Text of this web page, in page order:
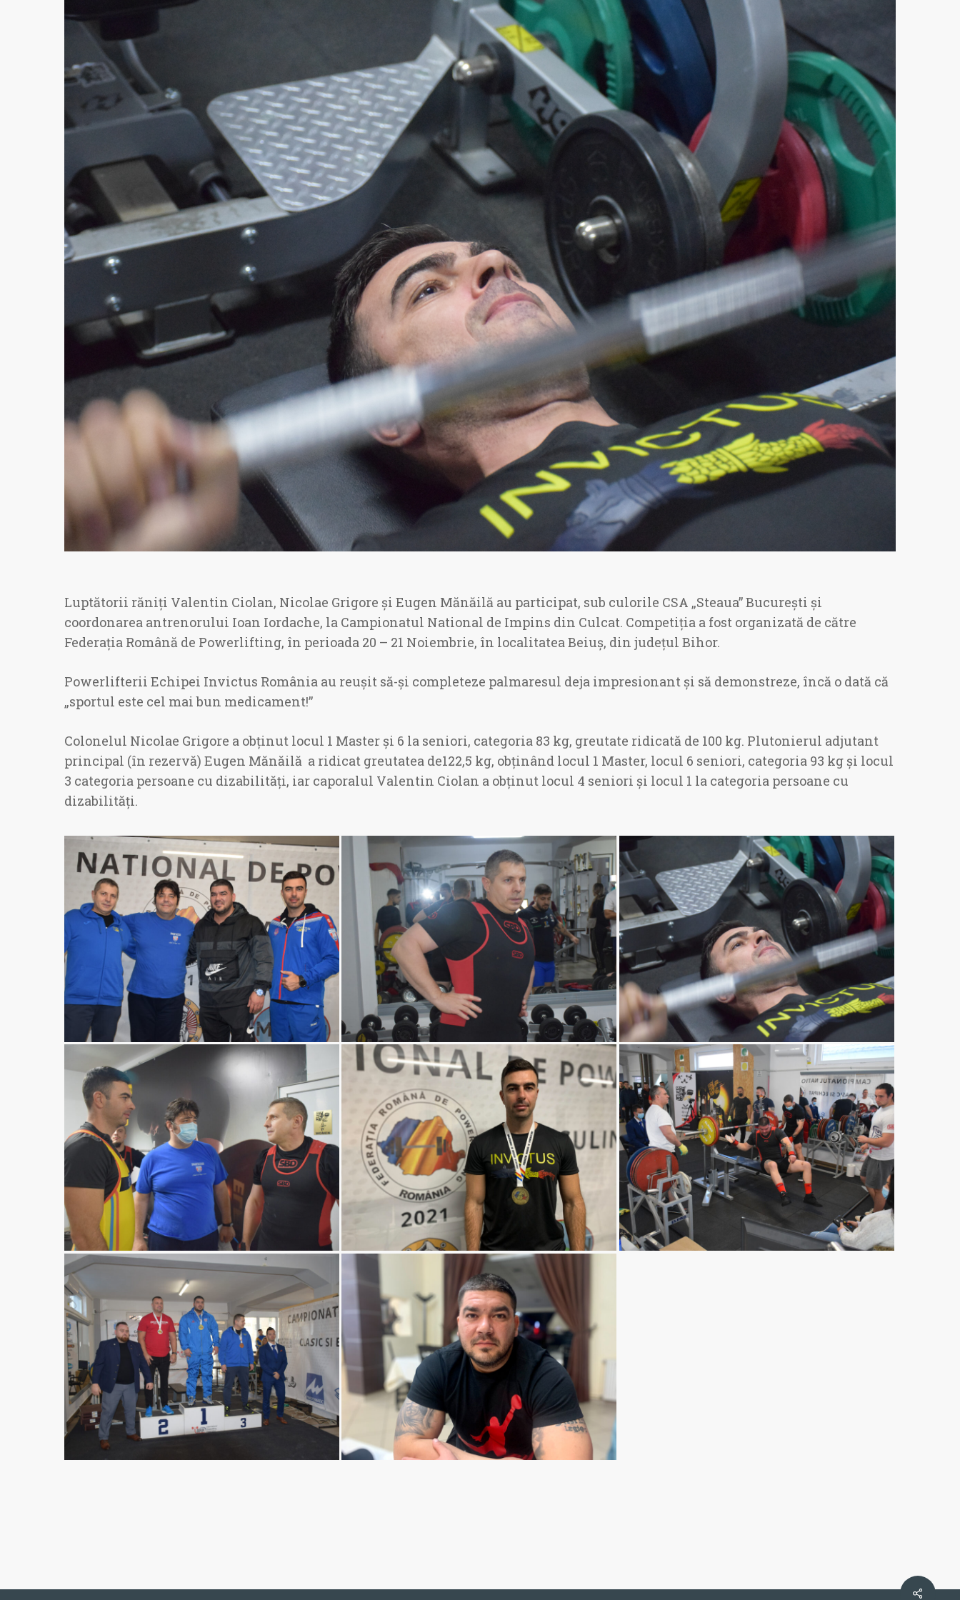
Luptătorii răniți Valentin Ciolan, Nicolae Grigore și Eugen Mănăilă au participat, sub culorile CSA „Steaua” București și
coordonarea antrenorului Ioan Iordache, la Campionatul National de Impins din Culcat. Competiția a fost organizată de către
Federația Română de Powerlifting, în perioada 20 – 21 Noiembrie, în localitatea Beiuș, din județul Bihor.
Powerlifterii Echipei Invictus România au reușit să-și completeze palmaresul deja impresionant și să demonstreze, încă o dată că
„sportul este cel mai bun medicament!”
Colonelul Nicolae Grigore a obținut locul 1 Master și 6 la seniori, categoria 83 kg, greutate ridicată de 100 kg. Plutonierul adjutant
principal (în rezervă) Eugen Mănăilă a ridicat greutatea de122,5 kg, obținând locul 1 Master, locul 6 seniori, categoria 93 kg și locul
3 categoria persoane cu dizabilități, iar caporalul Valentin Ciolan a obținut locul 4 seniori și locul 1 la categoria persoane cu
dizabilități.